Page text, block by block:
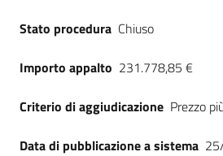
Stato procedura Chiuso
Importo appalto 231.778,85 €
Criterio di aggiudicazione Prezzo
Data di pubblicazione a sistema